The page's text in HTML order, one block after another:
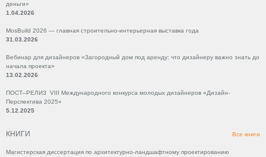
деньги»
1.04.2026
MosBuild 2026 — главная строительно-интерьерная выставка года
31.03.2026
Вебинар для дизайнеров «Загородный дом под аренду: что дизайнеру важно знать до
начала проекта»
13.02.2026
ПОСТ–РЕЛИЗ VIII Международного конкурса молодых дизайнеров «Дизайн-
Перспектива 2025»
5.12.2025
КНИГИ Все книги
Магистерская диссертация по архитектурно-ландшафтному проектированию